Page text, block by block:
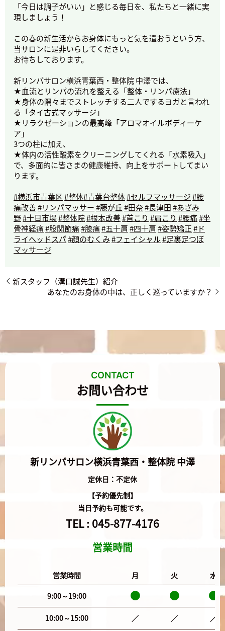
「今日は調子がいい」と感じる毎日を、私たちと一緒に実
現しましょう！
この春の新生活からお身体にもっと気を遣おうという方、
当サロンに是非いらしてください。
お待ちしております。
新リンパサロン横浜青葉西・整体院 中澤では、
★血流とリンパの流れを整える「整体・リンパ療法」
★身体の隅々までストレッチする二人でするヨガと言われ
る「タイ古式マッサージ」
★リラクゼーションの最高峰「アロマオイルボディーケ
ア」
3つの柱に加え、
★体内の活性酸素をクリーニングしてくれる「水素吸入」
で、多面的に皆さまの健康維持、向上をサポートしてまい
ります。
#横浜市青葉区#整体#青葉台整体#セルフマッサージ#腰
痛改善#リンパマッサー#藤が丘#田奈#長津田#あざみ
野#十日市場#整体院#根本改善#首こり #肩こり #腰痛#坐
骨神経痛#股関節痛#膝痛#五十肩#四十肩#姿勢矯正#ド
ライヘッドスパ#顔のむくみ#フェイシャル#足裏足つぼ
マッサージ
新スタッフ（溝口誠先生）紹介
あなたのお身体の中は、正しく巡っていますか？
CONTACT
お問い合わせ
新リンパサロン横浜青葉西・整体院 中澤
定休日：不定休
【予約優先制】
当日予約も可能です。
TEL : 045-877-4176
営業時間
営業時間 月 火 水
9:00～19:00
10:00～15:00 ／ ／ ／